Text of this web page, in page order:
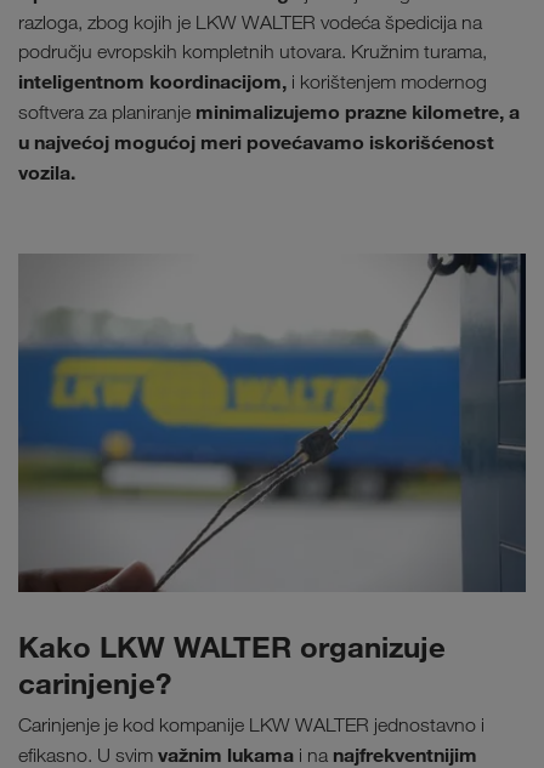
razloga, zbog kojih je LKW WALTER vodeća špedicija na
području evropskih kompletnih utovara. Kružnim turama,
inteligentnom koordinacijom, i korištenjem modernog
softvera za planiranje minimalizujemo prazne kilometre, a
u najvećoj mogućoj meri povećavamo iskorišćenost
vozila.
Kako LKW WALTER organizuje
carinjenje?
Carinjenje je kod kompanije LKW WALTER jednostavno i
efikasno. U svim važnim lukama i na najfrekventnijim